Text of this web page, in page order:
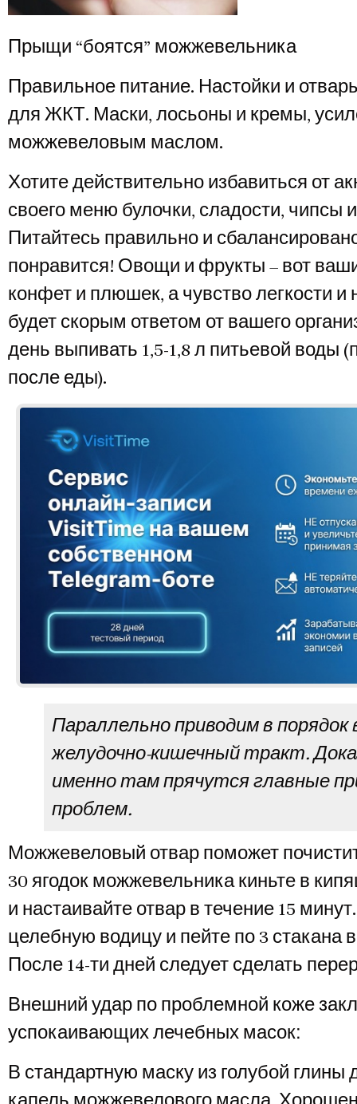
Прыщи “боятся” можжевельника
Правильное питание. Настойки и
для ЖКТ. Маски, лосьоны и кремы,
можжевеловым маслом.
Хотите действительно избавиться от
своего меню булочки, сладости, чипсы
Питайтесь правильно и
понравится! Овощи и фрукты – вот
конфет и плюшек, а чувство легкости
будет скорым ответом от вашего
день выпивать 1,5-1,8 л питьевой воды
после еды).
Параллельно приводим в порядок
желудочно-кишечный тракт.
именно там прячутся главные
проблем.
Можжевеловый отвар поможет
30 ягодок можжевельника киньте в
и настаивайте отвар в течение 15
целебную водицу и пейте по 3 стакана
После 14-ти дней следует сделать
Внешний удар по проблемной коже
В стандартную маску из голубой глины